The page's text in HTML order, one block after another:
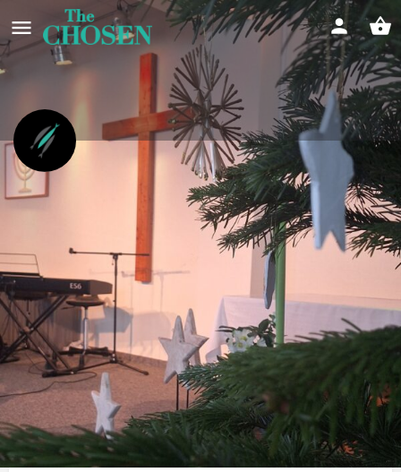
Weihnachten mit The Chosen in
Annaberg-Buchholz 🌟
Weihnachtsland Erzgebirge meets The Chosen
Event date
27/12/2025 - 28/12/2025
Infos Feedback 0 Store 0
Wegbeschreibung Rückmeldung geben
Art der Veranstaltung